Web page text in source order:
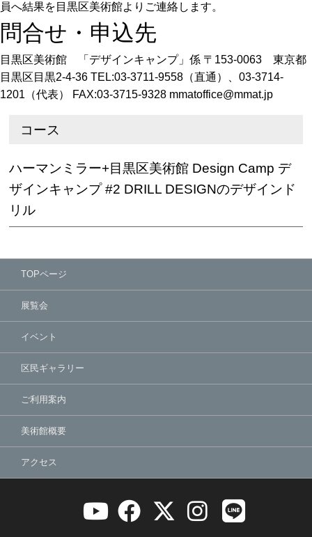
員へ結果を目黒区美術館よりご連絡します。
問合せ・申込先
目黒区美術館 「デザインキャンプ」係 〒153-0063 東京都
目黒区目黒2-4-36 TEL:03-3711-9558（直通）、03-3714-
1201（代表） FAX:03-3715-9328 mmatoffice@mmat.jp
コース
ハーマンミラー+目黒区美術館 Design Camp デ
ザインキャンプ #2 DRILL DESIGNのデザインド
リル
TOPページ
展覧会
イベント
区民ギャラリー
ご利用案内
美術館概要
アクセス